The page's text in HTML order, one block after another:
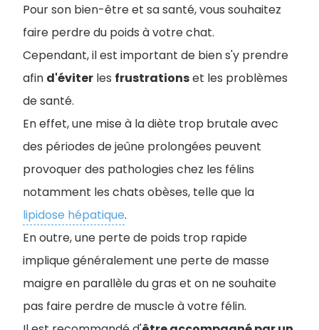
Pour son bien-être et sa santé, vous souhaitez
faire perdre du poids à votre chat.
Cependant, il est important de bien s'y prendre
afin d'éviter les frustrationset les problèmes
de santé.
En effet, une mise à la diète trop brutale avec
des périodes de jeûne prolongées peuvent
provoquer des pathologies chez les félins
notamment les chats obèses, telle que la
lipidose hépatique.
En outre, une perte de poids trop rapide
implique généralement une perte de masse
maigre en parallèle du gras et on ne souhaite
pas faire perdre de muscle à votre félin.